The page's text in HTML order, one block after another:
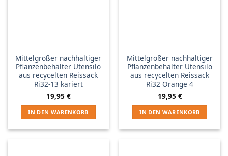
Mittelgroßer nachhaltiger
Pflanzenbehälter Utensilo
aus recycelten Reissack
Ri32-13 kariert
19,95 €
IN DEN WARENKORB
Mittelgroßer nachhaltiger
Pflanzenbehälter Utensilo
aus recycelten Reissack
Ri32 Orange 4
19,95 €
IN DEN WARENKORB